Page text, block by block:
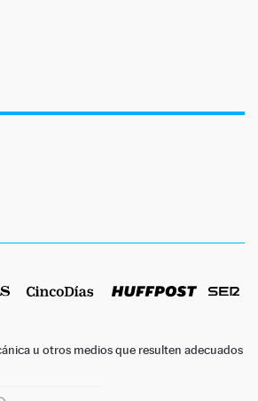
u otros medios que resulten adecuados